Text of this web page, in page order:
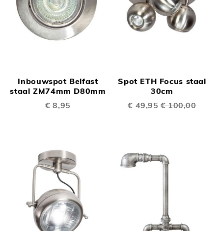
Inbouwspot Belfast
staal ZM74mm D80mm
€ 8,95
Spot ETH Focus staal
30cm
Speciale
€ 49,95 € 100,00